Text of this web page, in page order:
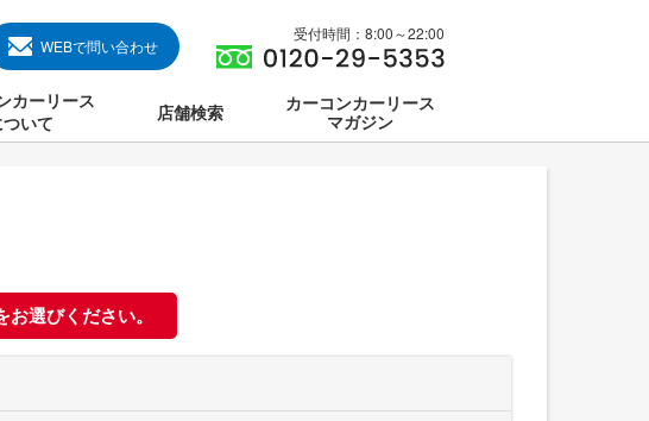
WEBで問い合わせ
受付時間：8:00～22:00
カーリース
ついて
ンについて
店舗検索
カーコンカーリース
マガジン
選びください。